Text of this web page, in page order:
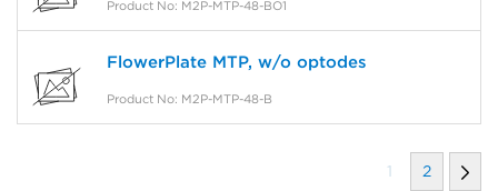
Product No: M2P-MTP-48-BO1
FlowerPlate MTP, w/o optodes
Product No: M2P-MTP-48-B
1 2